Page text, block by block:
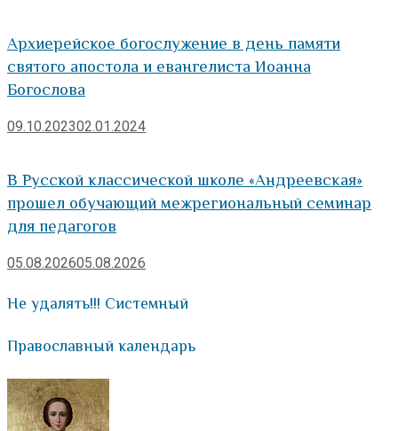
Архиерейское богослужение в день памяти
святого апостола и евангелиста Иоанна
Богослова
09.10.202302.01.2024
В Русской классической школе «Андреевская»
прошел обучающий межрегиональный семинар
для педагогов
05.08.202605.08.2026
Не удалять!!! Системный
Православный календарь